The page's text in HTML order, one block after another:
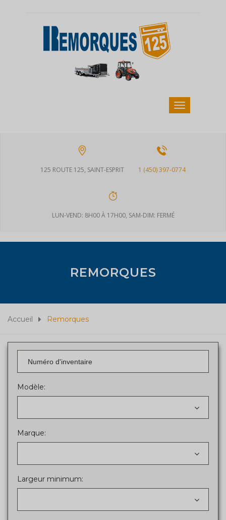
125 ROUTE 125, SAINT-ESPRIT 1 (450) 397-0774
LUN-VEND: 8H00 À 17H00, SAM-DIM: FERMÉ
REMORQUES
Accueil Remorques
Modèle:
Marque:
Largeur minimum: